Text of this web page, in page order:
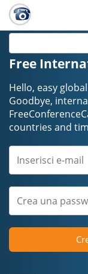
Free
Hello, easy
Goodbye,
countries and